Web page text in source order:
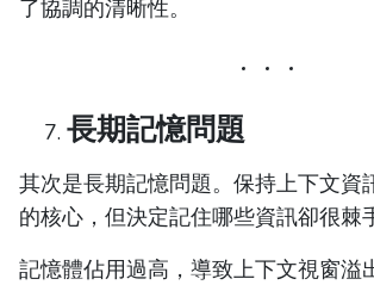
了協調的清晰性。
長期記憶問題
其次是長期記憶問題。保持上下文資
的核心，但決定記住哪些資訊卻很棘
記憶體佔用過高，導致上下文視窗溢